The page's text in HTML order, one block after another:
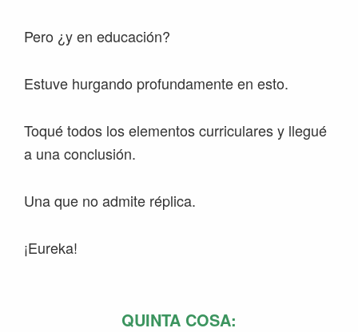
Pero ¿y en educación?
Estuve hurgando profundamente en esto.
Toqué todos los elementos curriculares y llegué
a una conclusión.
Una que no admite réplica.
¡Eureka!
QUINTA COSA: